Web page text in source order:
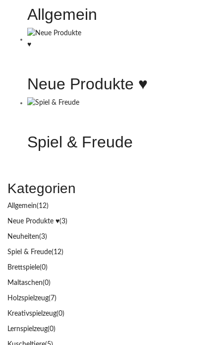
Allgemein
Neue Produkte ♥️
Spiel & Freude
Kategorien
Allgemein(12)
Neue Produkte ♥️(3)
Neuheiten(3)
Spiel & Freude(12)
Brettspiele(0)
Maltaschen(0)
Holzspielzeug(7)
Kreativspielzeug(0)
Lernspielzeug(0)